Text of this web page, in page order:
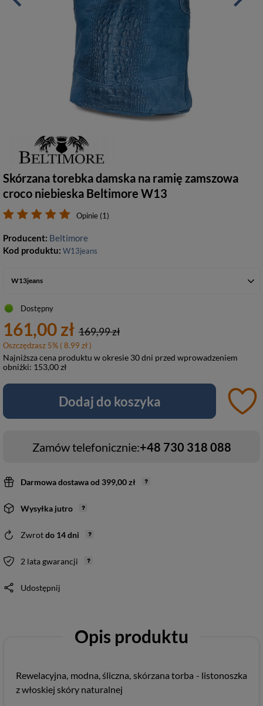
Skórzana torebka damska na ramię zamszowa
croco niebieska Beltimore W13
Opinie (1)
Producent: Beltimore
Kod produktu: W13jeans
W13jeans
Dostępny
161,00 zł 169,99 zł
Oszczędzasz 5% ( 8.99 zł )
Najniższa cena produktu w okresie 30 dni przed wprowadzeniem
obniżki: 153,00 zł
Dodaj do koszyka
Zamów telefonicznie:+48 730 318 088
Darmowa dostawaod 399,00 zł
Wysyłka jutro
Zwrotdo 14dni
2 lata gwarancji
Udostępnij
Opis produktu
Rewelacyjna, modna, śliczna, skórzana torba - listonoszka
z włoskiej skóry naturalnej